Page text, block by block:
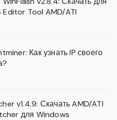
Editor Tool AMD/ATI
Как узнать IP своего
v1.4.9: Скачать AMD/ATI
для Windows